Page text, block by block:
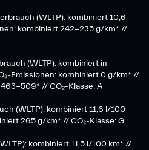
(WLTP): kombiniert 10,6-
kombiniert 242-235 g/km* //
(WLTP): kombiniert in
Emissionen: kombiniert 0 g/km* //
509* // CO₂-Klasse: A
(WLTP): kombiniert 11,6 l/100
265 g/km* // CO₂-Klasse: G
kombiniert 11,5 l/100 km* //